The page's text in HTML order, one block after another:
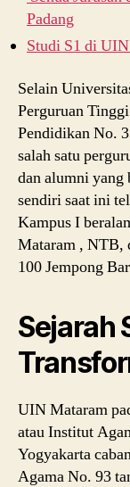
Padang
Studi S1 di
Selain
Perguruan
Pendidikan No.
salah satu
dan alumni
sendiri saat ini
Kampus I
Mataram , NTB,
100 Jempong
Sejarah
UIN Mataram
atau Institut
Yogyakarta
Agama No. 93